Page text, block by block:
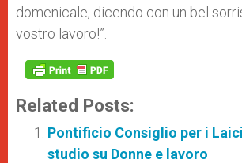
domenicale, dicendo con un bel
vostro lavoro!”.
Related Posts:
Pontificio Consiglio per i
studio su Donne e lavoro